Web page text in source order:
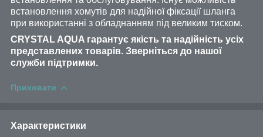
встановлення хомутів для надійної фіксації шланга
при використанні з обладнанням під великим тиском.
CRYSTAL AQUA гарантує якість та надійність усіх
представлених товарів. Зверніться до нашої
служби підтримки.
Приховати
Характеристики